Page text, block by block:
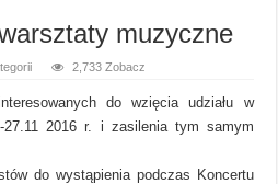
muzyczne
2,733 Zobacz
do wzięcia udziału w
27.11 2016 r. i zasilenia tym samym
do wystąpienia podczas Koncertu